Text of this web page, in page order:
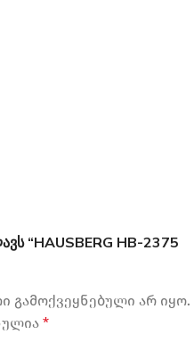
“HAUSBERG HB-2375
გამოქვეყნებული არ იყო.
*